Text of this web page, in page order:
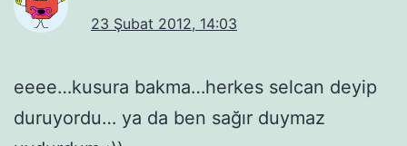
23 Şubat 2012, 14:03
eeee…kusura bakma…herkes selcan deyip
duruyordu… ya da ben sağır duymaz